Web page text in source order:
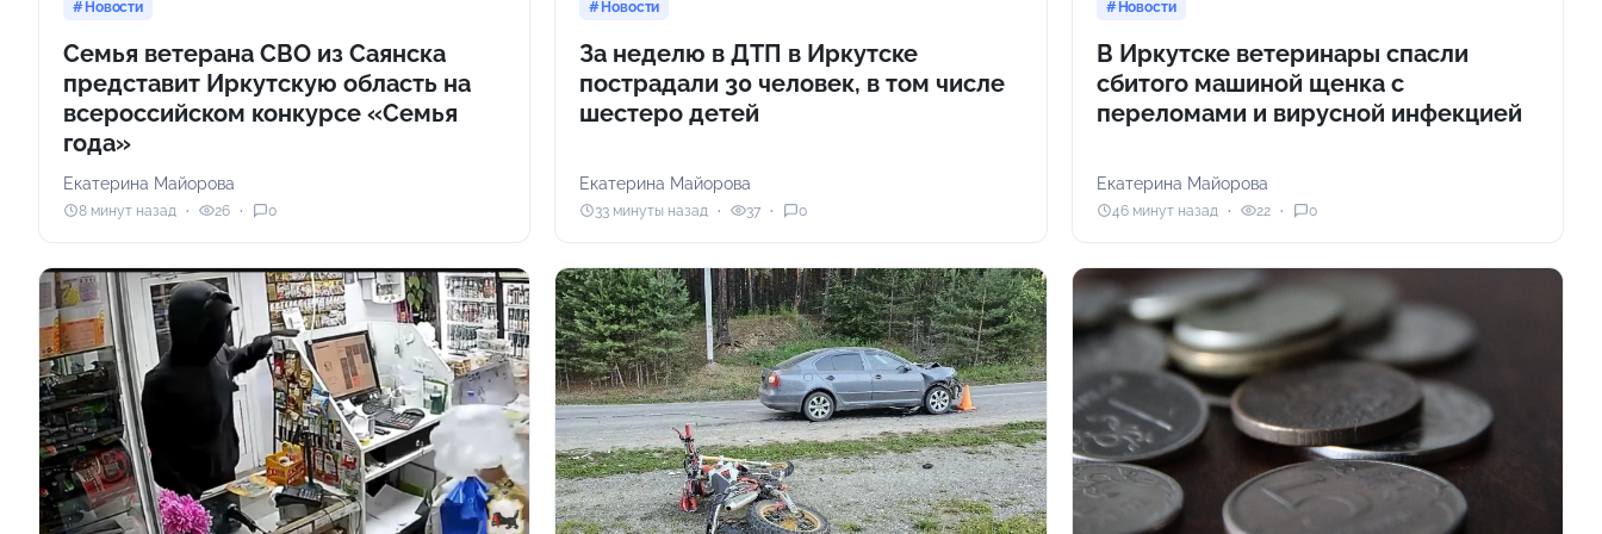
Новости
Семья ветерана СВО из Саянска
представит Иркутскую область на
всероссийском конкурсе «Семья
года»
Екатерина Майорова
8 минут назад 26 0
Новости
За неделю в ДТП в Иркутске
пострадали 30 человек, в том числе
шестеро детей
Екатерина Майорова
33 минуты назад 37 0
Новости
В Иркутске ветеринары спасли
сбитого машиной щенка с
переломами и вирусной инфекцией
Екатерина Майорова
46 минут назад 22 0